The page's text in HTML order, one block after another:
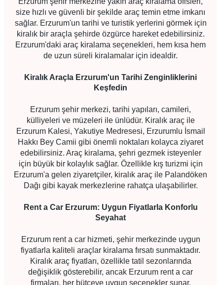
size hızlı ve güvenli bir şekilde araç temin etme imkanı
sağlar. Erzurum'un tarihi ve turistik yerlerini görmek için
kiralık bir araçla şehirde özgürce hareket edebilirsiniz.
Erzurum'daki araç kiralama seçenekleri, hem kısa hem
de uzun süreli kiralamalar için idealdir.
Kiralık Araçla Erzurum'un Tarihi Zenginliklerini
Keşfedin
Erzurum şehir merkezi, tarihi yapıları, camileri,
külliyeleri ve müzeleri ile ünlüdür. Kiralık araç ile
Erzurum Kalesi, Yakutiye Medresesi, Erzurumlu İsmail
Hakkı Bey Camii gibi önemli noktaları kolayca ziyaret
edebilirsiniz. Araç kiralama, şehri gezmek isteyenler
için büyük bir kolaylık sağlar. Özellikle kış turizmi için
Erzurum'a gelen ziyaretçiler, kiralık araç ile Palandöken
Dağı gibi kayak merkezlerine rahatça ulaşabilirler.
Rent a Car Erzurum: Uygun Fiyatlarla Konforlu
Seyahat
Erzurum rent a car hizmeti, şehir merkezinde uygun
fiyatlarla kaliteli araçlar kiralama fırsatı sunmaktadır.
Kiralık araç fiyatları, özellikle tatil sezonlarında
değişiklik gösterebilir, ancak Erzurum rent a car
firmaları, her bütçeye uygun seçenekler sunar.